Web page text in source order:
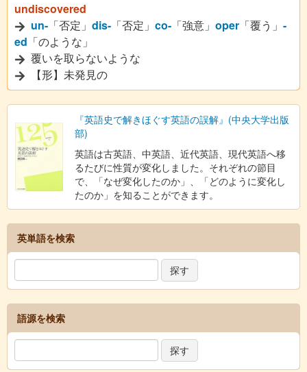
undiscovered
un- 「否定」 dis- 「否定」 co- 「強意」 oper 「覆う」 -
ed 「のような」
覆いを取らないような
【形】未発見の
『英語史で解きほぐす英語の誤解』(中央大学出版
部)
英語は古英語、中英語、近代英語、現代英語へ移
るたびに性質が変化しました。それぞれの節目
で、「なぜ変化したのか」、「どのように変化し
たのか」を知ることができます。
英単語を検索
語源を検索